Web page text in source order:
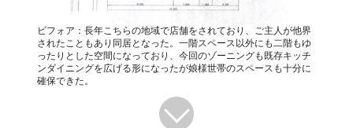
ビフォア：長年こちらの地域で店舗をされており、ご主人が他界
されたこともあり同居となった。一階スペース以外にも二階もゆ
ったりとした空間になっており、今回のゾーニングも既存キッチ
ンダイニングを広げる形になったが娘様世帯のスペースも十分に
確保できた。